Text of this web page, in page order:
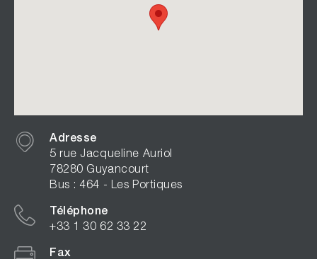
Adresse
5 rue Jacqueline Auriol
78280 Guyancourt
Bus : 464 - Les Portiques
Téléphone
+33 1 30 62 33 22
Fax